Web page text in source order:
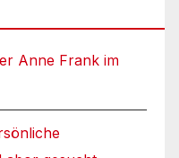
Anne Frank im